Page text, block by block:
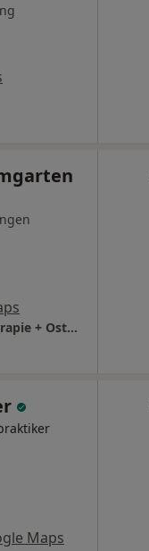
Praxis Katharina Baumgarten Physiotherapie + Osteopathie
Maps